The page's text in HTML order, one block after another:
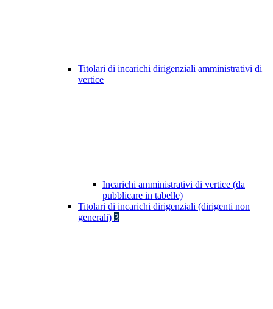
Titolari di incarichi dirigenziali amministrativi di
vertice
Incarichi amministrativi di vertice (da
pubblicare in tabelle)
Titolari di incarichi dirigenziali (dirigenti non
generali) 3